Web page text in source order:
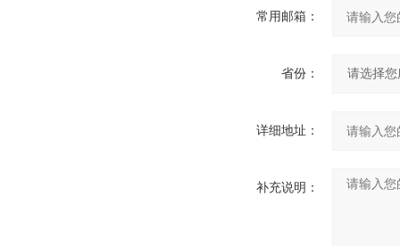
常用邮箱：
省份：
详细地址：
补充说明：